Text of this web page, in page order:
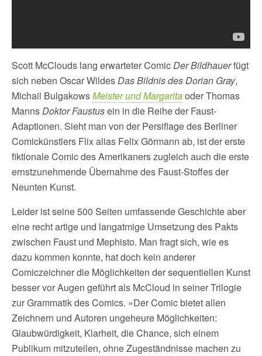
Scott McClouds lang erwarteter Comic Der Bildhauerfügt
sich neben Oscar Wildes Das Bildnis des Dorian Gray,
Michail BulgakowsMeister und Margaritaoder Thomas
Manns Doktor Faustusein in die Reihe der Faust-
Adaptionen. Sieht man von der Persiflage des Berliner
Comickünstlers Flix alias Felix Görmann ab, ist der erste
fiktionale Comic des Amerikaners zugleich auch die erste
ernstzunehmende Übernahme des Faust-Stoffes der
Neunten Kunst.
Leider ist seine 500 Seiten umfassende Geschichte aber
eine recht artige und langatmige Umsetzung des Pakts
zwischen Faust und Mephisto. Man fragt sich, wie es
dazu kommen konnte, hat doch kein anderer
Comiczeichner die Möglichkeiten der sequentiellen Kunst
besser vor Augen geführt als McCloud in seiner Trilogie
zur Grammatik des Comics. »Der Comic bietet allen
Zeichnern und Autoren ungeheure Möglichkeiten:
Glaubwürdigkeit, Klarheit, die Chance, sich einem
Publikum mitzuteilen, ohne Zugeständnisse machen zu